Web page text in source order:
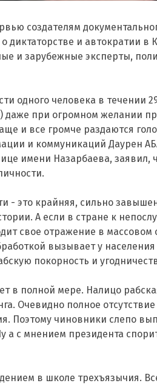
создателям
и автократии в
и зарубежные эксперты,
одного человека в течении
при огромном желании
и все громче раздаются
и коммуникаций Даурен
имени Назарбаева, заявил,
- это крайняя, сильно
А если в стране к
свое отражение в массовом
вызывает у
покорность и
в полной мере. Налицо
Очевидно полное
Поэтому чиновники слепо
с мнением президента
в школе трехъязычия.